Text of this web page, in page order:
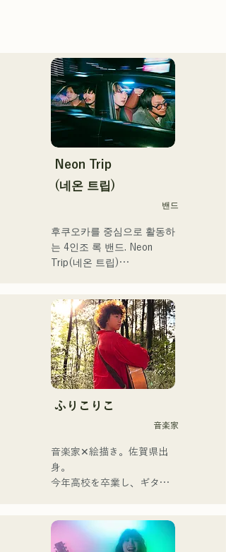
Neon Trip
(네온 트립)
밴드
후쿠오카를 중심으로 활동하
는 4인조 록 밴드. Neon
Trip(네온 트립)
가요록의 에센스가 Vo&Gt.
가미야 유우마의 윤기가 있
는 가성으로 향수를 느끼는
곡에 숨쉬고 있다. Vo&Gt.가
미야 유우마를 중심으로 낳
는, 때로는 상냥하고, 때로 격
뿌리가 더해져 폭넓은 악곡
을 만들어, 「영화가요 록」
을 내걸고 활동하고 있다.
ふりこりこ
音楽家
音楽家✕絵描き。佐賀県出
身。
今年高校を卒業し、ギター
行う傍ら、大胆な色彩感覚
を活かしたアート制作に励